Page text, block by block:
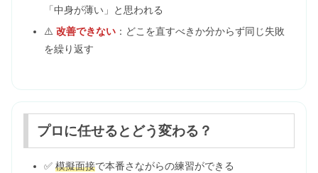
「中身が薄い」と思われる
⚠️ 改善できない：どこを直すべきか分からず同じ失敗
を繰り返す
プロに任せるとどう変わる？
✅ 模擬面接で本番さながらの練習ができる